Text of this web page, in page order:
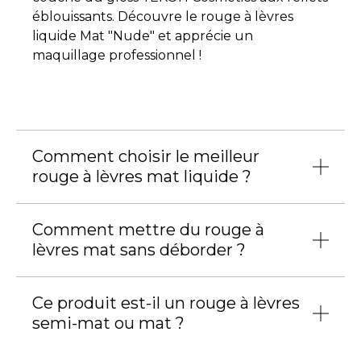
éblouissants. Découvre le rouge à lèvres
liquide Mat "Nude" et apprécie un
maquillage professionnel !
Comment choisir le meilleur
rouge à lèvres mat liquide ?
celui qui répond pleinement à tes envies.
Choisis un produit qui correspond à ton mode
longue tenue,notre rouge à lèvres liquide
mat te conviendra parfaitement. Il se laisse
Comment mettre du rouge à
lèvres mat sans déborder ?
floqué haute précision.Il épouse
parfaitement le contour de tes lèvres pour
Ce produit est-il un rouge à lèvres
semi-mat ou mat ?